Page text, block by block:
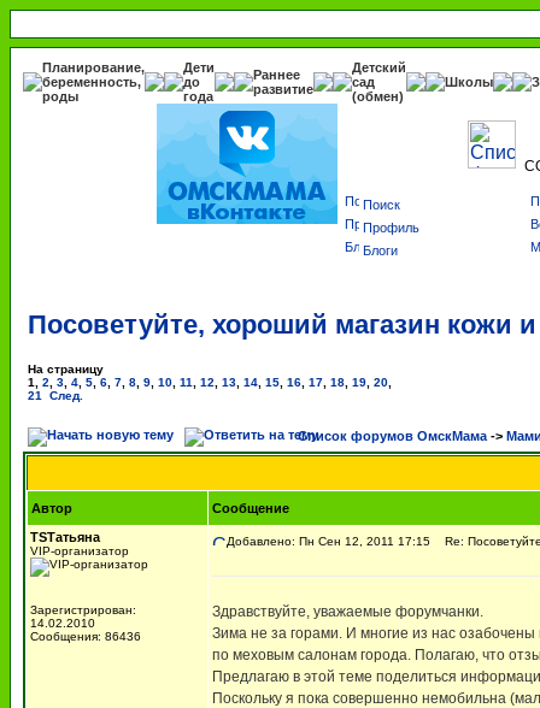
Планирование,
беременность,
роды
Дети
до
года
Раннее
развитие
Детский
сад
(обмен)
Школы
Поиск
Профиль
Блоги
Посоветуйте, хороший магазин кожи
На страницу
1
2 3 4 5 6 7 8 9 10 11 12 13 14 15 16 17 18 19 20
21
След.
Список форумов ОмскМама ->
Автор
Сообщение
TSТатьяна
VIP-организатор
Зарегистрирован:
14.02.2010
Сообщения: 86436
Добавлено: Пн Сен 12, 2011 17:15 Re:
Здравствуйте, уважаемые форумчанки.
Зима не за горами. И многие из нас
по меховым салонам города. Полагаю, что
Предлагаю в этой теме поделиться
Поскольку я пока совершенно немобильна